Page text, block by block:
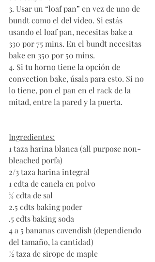
3. Usar un “loaf pan” en vez de uno de
bundt como el del video. Si estás
usando el loaf pan, necesitas bake a
330 por 75 mins. En el bundt necesitas
bake en 350 por 50 mins.
4. Si tu horno tiene la opción de
convection bake, úsala para esto. Si no
lo tiene, pon el pan en el rack de la
mitad, entre la pared y la puerta.
Ingredientes:
1 taza harina blanca (all purpose non-
bleached porfa)
2/3 taza harina integral
1 cdta de canela en polvo
¼ cdta de sal
2.5 cdts baking poder
.5 cdts baking soda
4 a 5 bananas cavendish (dependiendo
del tamaño, la cantidad)
½ taza de sirope de maple